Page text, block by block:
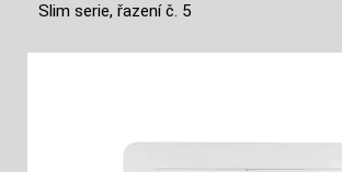
Slim serie, řazení č. 5